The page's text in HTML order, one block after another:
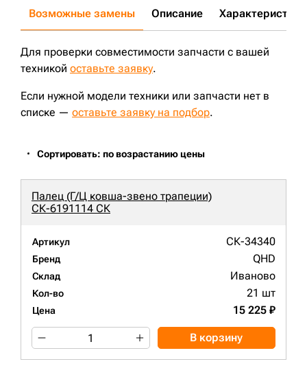
Возможные замены Описание Характеристики
Для проверки совместимости запчасти с вашей
техникой оставьте заявку.
Если нужной модели техники или запчасти нет в
списке — оставьте заявку на подбор.
Сортировать: по возрастанию цены
Палец (Г/Ц ковша-звено трапеции)
СК-6191114 СК
Артикул СК-34340
Бренд QHD
Склад Иваново
Кол-во 21 шт
Цена 15 225 ₽
В корзину